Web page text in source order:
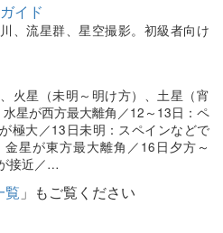
イド
、流星群、星空撮影。初級者向け
火星（未明～明け方）、土星（宵
水星が西方最大離角／12～13日：ペ
極大／13日未明：スペインなどで
星が東方最大離角／16日夕方～
接近／…
覧 」もご覧ください